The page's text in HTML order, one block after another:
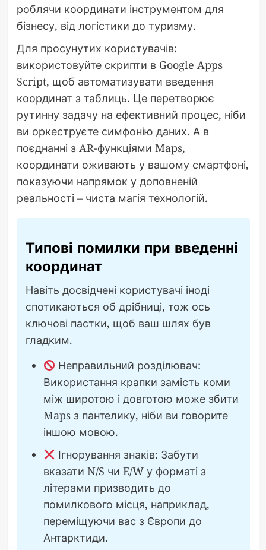
роблячи координати інструментом для
бізнесу, від логістики до туризму.
Для просунутих користувачів:
використовуйте скрипти в Google Apps
Script, щоб автоматизувати введення
координат з таблиць. Це перетворює
рутинну задачу на ефективний процес, ніби
ви оркеструєте симфонію даних. А в
поєднанні з AR-функціями Maps,
координати оживають у вашому смартфоні,
показуючи напрямок у доповненій
реальності – чиста магія технологій.
Типові помилки при введенні
координат
Навіть досвідчені користувачі іноді
спотикаються об дрібниці, тож ось
ключові пастки, щоб ваш шлях був
гладким.
Неправильний розділювач:
Використання крапки замість коми
між широтою і довготою може збити
Maps з пантелику, ніби ви говорите
іншою мовою.
Ігнорування знаків: Забути
вказати N/S чи E/W у форматі з
літерами призводить до
помилкового місця, наприклад,
переміщуючи вас з Європи до
Антарктиди.